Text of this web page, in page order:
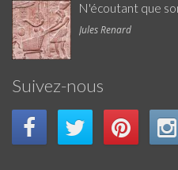
N'écoutant que
Jules Renard
Suivez-nous